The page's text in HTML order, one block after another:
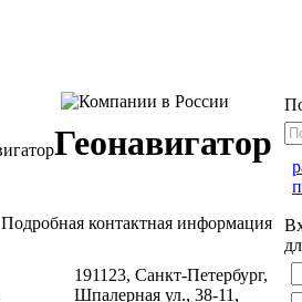
Геонавигатор
Подробная контактная информация
191123, Санкт-Петербург,
Шпалерная ул., 38-11,